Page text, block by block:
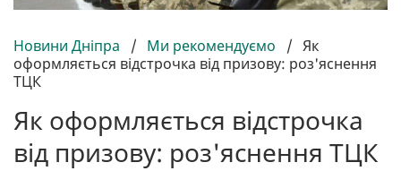
Новини Дніпра / Ми рекомендуємо / Як
оформляється відстрочка від призову: роз'яснення
ТЦК
Як оформляється відстрочка
від призову: роз'яснення ТЦК